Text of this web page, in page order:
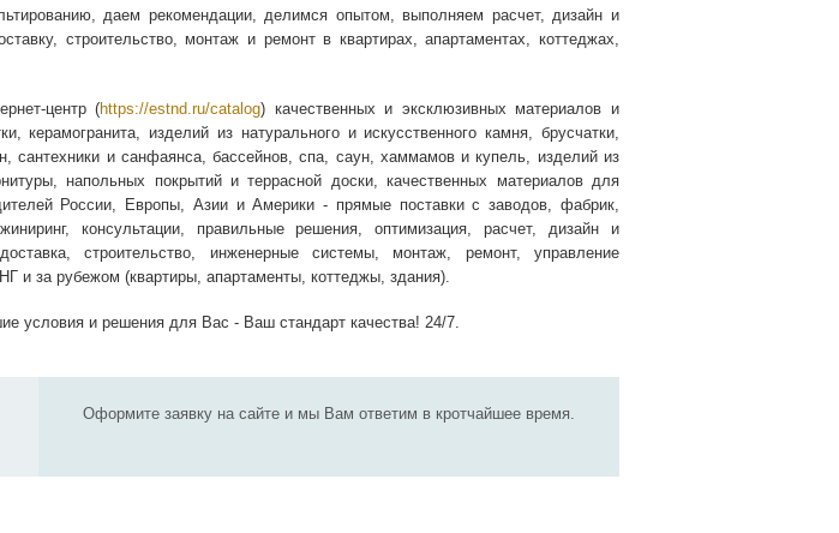
даем рекомендации, делимся опытом, выполняем расчет, дизайн и
строительство, монтаж и ремонт в квартирах, апартаментах, коттеджах,
центр (https://estnd.ru/catalog) качественных и эксклюзивных материалов и
керамогранита, изделий из натурального и искусственного камня, брусчатки,
сантехники и санфаянса, бассейнов, спа, саун, хаммамов и купель, изделий из
напольных покрытий и террасной доски, качественных материалов для
России, Европы, Азии и Америки - прямые поставки с заводов, фабрик,
консультации, правильные решения, оптимизация, расчет, дизайн и
доставка, строительство, инженерные системы, монтаж, ремонт, управление
и за рубежом (квартиры, апартаменты, коттеджы, здания).
условия и решения для Вас - Ваш стандарт качества! 24/7.
Оформите заявку на сайте и мы Вам ответим в кротчайшее время.